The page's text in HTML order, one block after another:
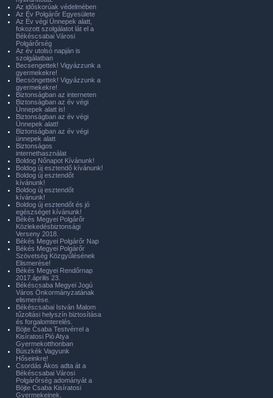
Az időskorúak védelmében
Az Év Polgárőr Egyesülete
Az Év végi Ünnepek alatt,
fokozott szolgálatot lát el a
Békéscsabai Városi
Polgárőrség
Az év utolsó napján is
szolgálatban
Becsengettek! Vigyázzunk a
gyermekekre!
Becsöngettek! Vigyázzunk a
gyermekekre!
Biztonságban az interneten
Biztonságban az év végi
Ünnepek alatt is!
Biztonságban az év végi
Ünnepek alatt!
Biztonságban az év végi
ünnepek alatt
Biztonságos
internethasználat
Boldog Nőnapot Kívánunk!
Boldog új esztendő kívánunk!
Boldog új esztendőt
kívánunk!
Boldog új esztendőt
kívánunk!
Boldog új esztendőt és jó
egészséget kívánunk!
Békés Megyei Polgárőr
Közlekedésbiztonsági
Verseny 2018.
Békés Megyei Polgárőr Nap
Békés Megyei Polgárőr
Szövetség Közgyűlésének
Elismerése!
Békés Megyei Rendőrnap
2017.április 23.
Békéscsaba Megyei Jogú
Város Önkormányzatának
elismerése.
Békéscsabai István Malom
tűzoltási helyszín biztosítása
és forgalomterelés.
Böjte Csaba Testvérrel a
Kisíratosi Pió Atya
Gyermekotthonban
Büszkék Vagyunk
Hőseinkre!
Csordás Ákos adta át a
Békéscsabai Városi
Polgárőrség adományát a
Böjte Csaba Kisíratosi
Gyermekeinek.